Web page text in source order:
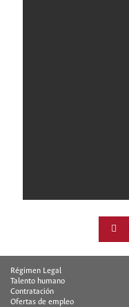
Régimen Legal
Talento humano
Contratación
Ofertas de empleo